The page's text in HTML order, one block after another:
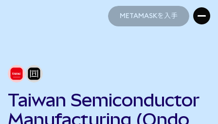
METAMASKを入手
Taiwan Semiconductor
Manufacturing (Ondo